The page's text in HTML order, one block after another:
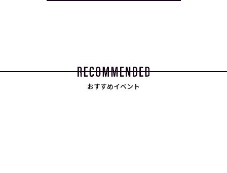
おすすめイベント